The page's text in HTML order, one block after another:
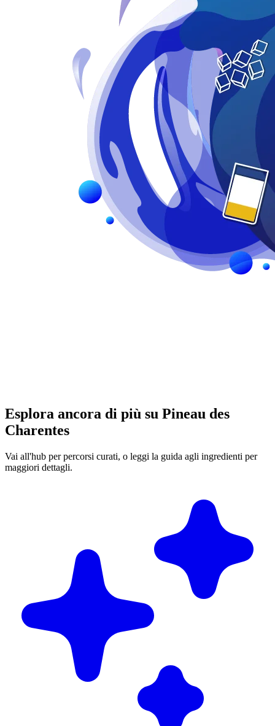
Esplora ancora di più su Pineau des
Charentes
Vai all'hub per percorsi curati, o leggi la guida agli ingredienti per
maggiori dettagli.